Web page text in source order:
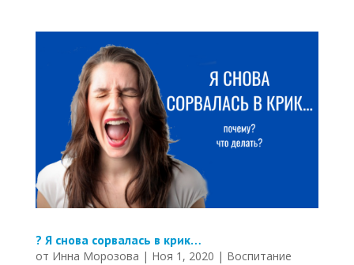
? Я снова сорвалась в крик…
от Инна Морозова | Ноя 1, 2020 | Воспитание